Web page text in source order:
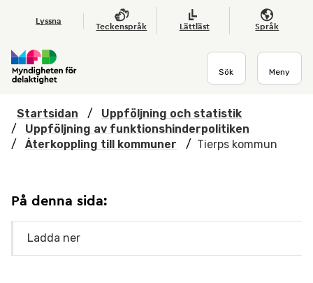
Hoppa till huvudmenyn
Lyssna
Teckenspråk Lättläst Språk
Sök Meny
Startsidan /
Uppföljning och statistik
/
Uppföljning av funktionshinderpolitiken
/
Återkoppling till kommuner / Tierps kommun
På denna sida:
Ladda ner